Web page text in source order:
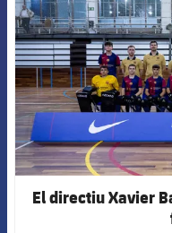
El directiu Xavier